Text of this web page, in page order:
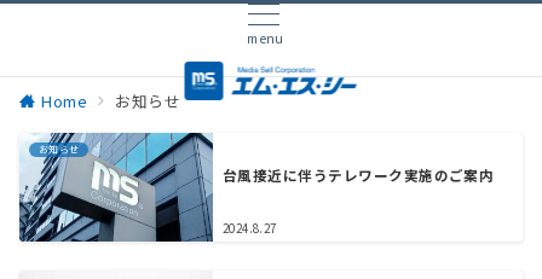
menu
Home お知らせ
お知らせ
台風接近に伴うテレワーク実施のご案内
2024.8.27